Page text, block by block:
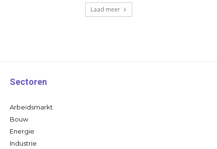
Laad meer
Sectoren
Arbeidsmarkt
Bouw
Energie
Industrie